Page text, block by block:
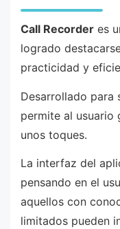
Call Recorder es
logrado
practicidad y
Desarrollado para
permite al usuario
unos toques.
La interfaz del
pensando en el
aquellos con
limitados pueden